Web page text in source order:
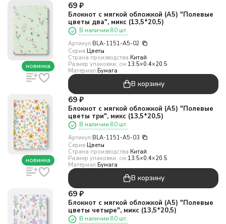
новинка
69 ₽
Блокнот с мягкой обложкой (А5) "Полевые
цветы два", микс (13,5*20,5)
В наличии 80 шт.
Артикул:BLA-1151-A5-02
Серия:Цветы
Страна производства:Китай
Размер упаковки, см:13.5×0.4×20.5
Материал:Бумага
В корзину
новинка
69 ₽
Блокнот с мягкой обложкой (А5) "Полевые
цветы три", микс (13,5*20,5)
В наличии 80 шт.
Артикул:BLA-1151-A5-03
Серия:Цветы
Страна производства:Китай
Размер упаковки, см:13.5×0.4×20.5
Материал:Бумага
В корзину
69 ₽
Блокнот с мягкой обложкой (А5) "Полевые
цветы четыре", микс (13,5*20,5)
В наличии 80 шт.